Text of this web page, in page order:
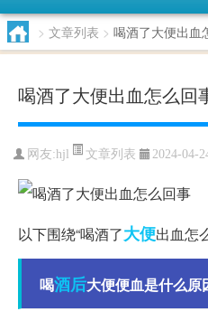
> 文章列表 > 喝酒了大便出血
喝酒了大便出血怎么回
网友:hjl 文章列表 2024-04-
以下围绕“喝酒了大便出血怎
喝酒后大便便血是什么原